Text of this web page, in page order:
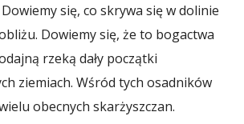
się, co skrywa się w dolinie
Dowiemy się, że to bogactwa
rzeką dały początki
ziemiach. Wśród tych osadników
obecnych skarżyszczan.